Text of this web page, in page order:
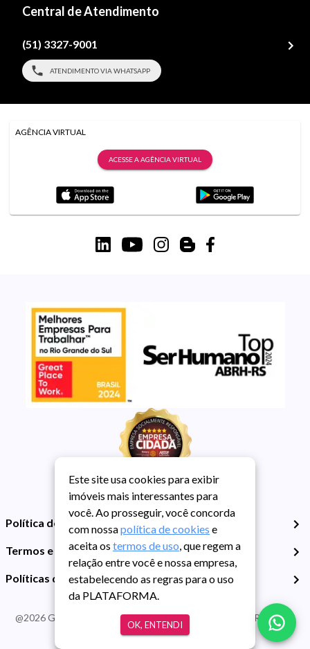
Central de Atendimento
(51) 3327-9001
ATENDIMENTO VIA WHATSAPP
AGÊNCIA VIRTUAL
ACESSE A AGÊNCIA VIRTUAL
Política de Privacidade
Termos e Condições de Uso
Políticas de Cookies
@2026Guarida Imóvel. Todos os direitos reservados. CRECI RS -
413J | CNPJ Guarida: 89.398.606/0001-30
Este site usa cookies para exibir
imóveis mais interessantes para
você. Ao prosseguir, você concorda
com nossapolítica de cookies e
aceita os termos de uso, que regem a
relação entre você e nossa empresa,
estabelecendo as regras para o uso
da PLATAFORMA.
OK, ENTENDI